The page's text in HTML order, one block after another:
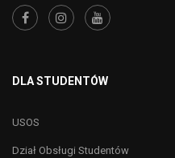
DLA STUDENTÓW
USOS
Dział Obsługi Studentów